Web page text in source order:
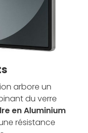
arbore un
du verre
en Aluminium
résistance